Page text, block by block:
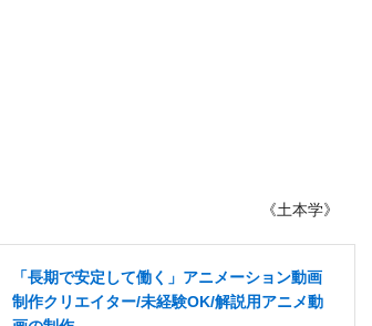
《土本学》
「長期で安定して働く」アニメーション動画
制作クリエイター/未経験OK/解説用アニメ動